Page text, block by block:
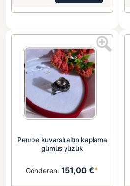
Pembe kuvarslı altın kaplama
gümüş yüzük
Gönderen:151,00 €*